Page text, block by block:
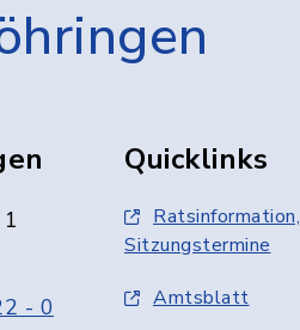
- 0
Quicklinks
Ratsinformation,
Sitzungstermine
Amtsblatt